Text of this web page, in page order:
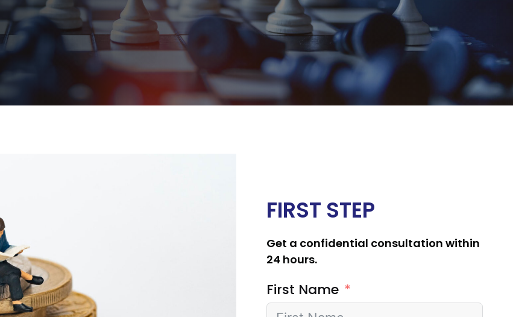
FIRST STEP
Get a confidential consultation within
24 hours.
First Name